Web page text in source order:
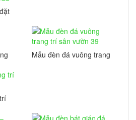
Mẫu đèn đá vuông trang